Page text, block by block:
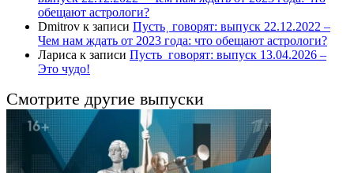
обещают астрологи?
Dmitrov к записи Пусть˲ говорят: выпуск 22.12.2022 –
Чем нам ждать от 2023 года: что обещают астрологи?
Лариса к записи Пусть_говорят: выпуск 13.04.2026 –
Это чудо!
Смотрите другие выпуски